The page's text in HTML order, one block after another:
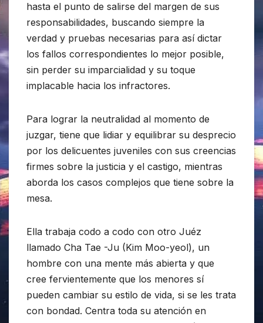
hasta el punto de salirse del margen de sus
responsabilidades, buscando siempre la
verdad y pruebas necesarias para así dictar
los fallos correspondientes lo mejor posible,
sin perder su imparcialidad y su toque
implacable hacia los infractores.
Para lograr la neutralidad al momento de
juzgar, tiene que lidiar y equilibrar su desprecio
por los delicuentes juveniles con sus creencias
firmes sobre la justicia y el castigo, mientras
aborda los casos complejos que tiene sobre la
mesa.
Ella trabaja codo a codo con otro Juéz
llamado Cha Tae -Ju (Kim Moo-yeol), un
hombre con una mente más abierta y que
cree fervientemente que los menores sí
pueden cambiar su estilo de vida, si se les trata
con bondad. Centra toda su atención en